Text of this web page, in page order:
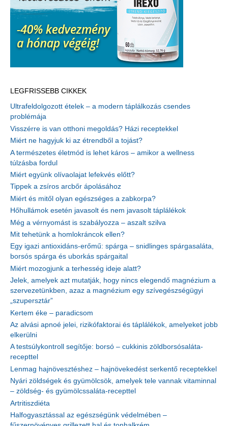
LEGFRISSEBB CIKKEK
Ultrafeldolgozott ételek – a modern táplálkozás csendes
problémája
Visszérre is van otthoni megoldás? Házi receptekkel
Miért ne hagyjuk ki az étrendből a tojást?
A természetes életmód is lehet káros – amikor a wellness
túlzásba fordul
Miért együnk olívaolajat lefekvés előtt?
Tippek a zsíros arcbőr ápolásához
Miért és mitől olyan egészséges a zabkorpa?
Hőhullámok esetén javasolt és nem javasolt táplálékok
Még a vérnyomást is szabályozza – aszalt szilva
Mit tehetünk a homlokráncok ellen?
Egy igazi antioxidáns-erőmű: spárga – snidlinges spárgasaláta,
borsós spárga és uborkás spárgaital
Miért mozogjunk a terhesség ideje alatt?
Jelek, amelyek azt mutatják, hogy nincs elegendő magnézium a
szervezetünkben, azaz a magnézium egy szívegészségügyi
„szupersztár”
Kertem éke – paradicsom
Az alvási apnoé jelei, rizikófaktorai és táplálékok, amelyeket jobb
elkerülni
A testsúlykontroll segítője: borsó – cukkinis zöldborsósaláta-
recepttel
Lenmag hajnövesztéshez – hajnövekedést serkentő receptekkel
Nyári zöldségek és gyümölcsök, amelyek tele vannak vitaminnal
– zöldség- és gyümölcssaláta-recepttel
Artritiszdiéta
Halfogyasztással az egészségünk védelmében –